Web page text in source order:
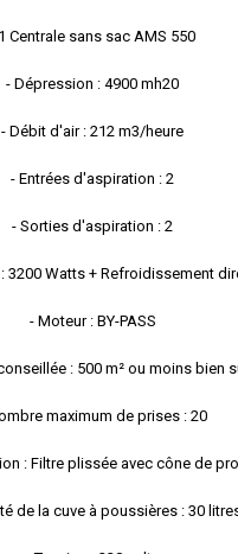
Centrale sans sac AMS 550
- Dépression : 4900 mh20
- Débit d'air : 212 m3/heure
- Entrées d'aspiration : 2
- Sorties d'aspiration : 2
3200 Watts + Refroidissement
- Moteur : BY-PASS
: 500 m² ou moins bien
maximum de prises : 20
: Filtre plissée avec cône de
de la cuve à poussières : 30